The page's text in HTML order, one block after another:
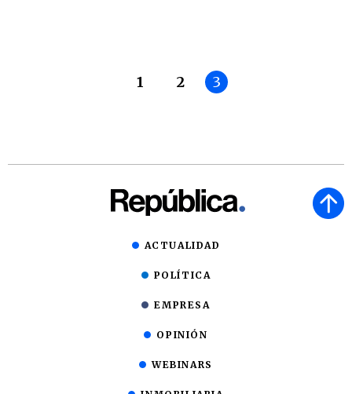
1 2 3
ACTUALIDAD
POLÍTICA
EMPRESA
OPINIÓN
WEBINARS